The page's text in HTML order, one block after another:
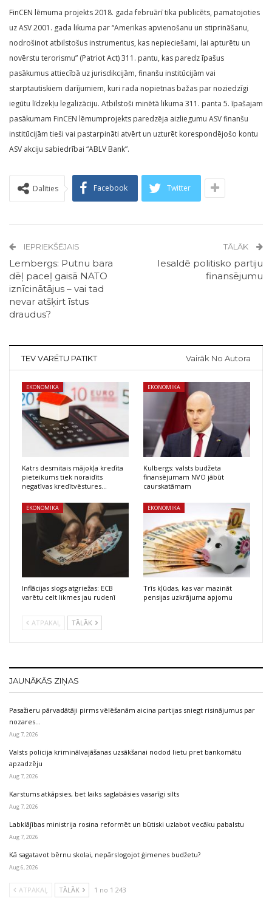
FinCEN lēmuma projekts 2018. gada februārī tika publicēts, pamatojoties
uz ASV 2001. gada likuma par “Amerikas apvienošanu un stiprināšanu,
nodrošinot atbilstošus instrumentus, kas nepieciešami, lai apturētu un
novērstu terorismu” (Patriot Act) 311. pantu, kas paredz īpašus
pasākumus attiecībā uz jurisdikcijām, finanšu institūcijām vai
starptautiskiem darījumiem, kuri rada nopietnas bažas par noziedzīgi
iegūtu līdzekļu legalizāciju. Atbilstoši minētā likuma 311. panta 5. īpašajam
pasākumam FinCEN lēmumprojekts paredzēja aizliegumu ASV finanšu
institūcijām tieši vai pastarpināti atvērt un uzturēt korespondējošo kontu
ASV akciju sabiedrībai “ABLV Bank”.
Dalīties Facebook Twitter
IEPRIEKŠĒJAIS
Lembergs: Putnu bara
dēļ paceļ gaisā NATO
iznīcinātājus – vai tad
nevar atšķirt īstus
draudus?
TĀLĀK
Iesaldē politisko partiju
finansējumu
TEV VARĒTU PATIKT Vairāk No Autora
EKONOMIKA
Katrs desmitais mājokļa kredīta
pieteikums tiek noraidīts
negatīvas kredītvēstures…
EKONOMIKA
Kulbergs: valsts budžeta
finansējumam NVO jābūt
caurskatāmam
EKONOMIKA
Inflācijas slogs atgriežas: ECB
varētu celt likmes jau rudenī
EKONOMIKA
Trīs kļūdas, kas var mazināt
pensijas uzkrājuma apjomu
ATPAKAĻ TĀLĀK
JAUNĀKĀS ZIŅAS
Pasažieru pārvadātāji pirms vēlēšanām aicina partijas sniegt risinājumus par
nozares…
Aug 7, 2026
Valsts policija kriminālvajāšanas uzsākšanai nodod lietu pret bankomātu
apzadzēju
Aug 7, 2026
Karstums atkāpsies, bet laiks saglabāsies vasarīgi silts
Aug 7, 2026
Labklājības ministrija rosina reformēt un būtiski uzlabot vecāku pabalstu
Aug 7, 2026
Kā sagatavot bērnu skolai, nepārslogojot ģimenes budžetu?
Aug 6, 2026
ATPAKAĻ TĀLĀK 1 no 1 243